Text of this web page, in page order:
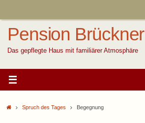
Pension Brückner
Das gepflegte Haus mit familiärer Atmosphäre
StartSpruch des Tages Begegnung